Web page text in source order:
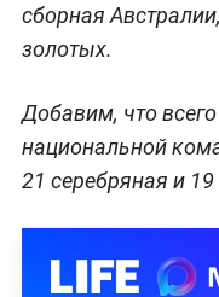
сборная
золотых.
Добавим, что
национальной
21 серебряная и